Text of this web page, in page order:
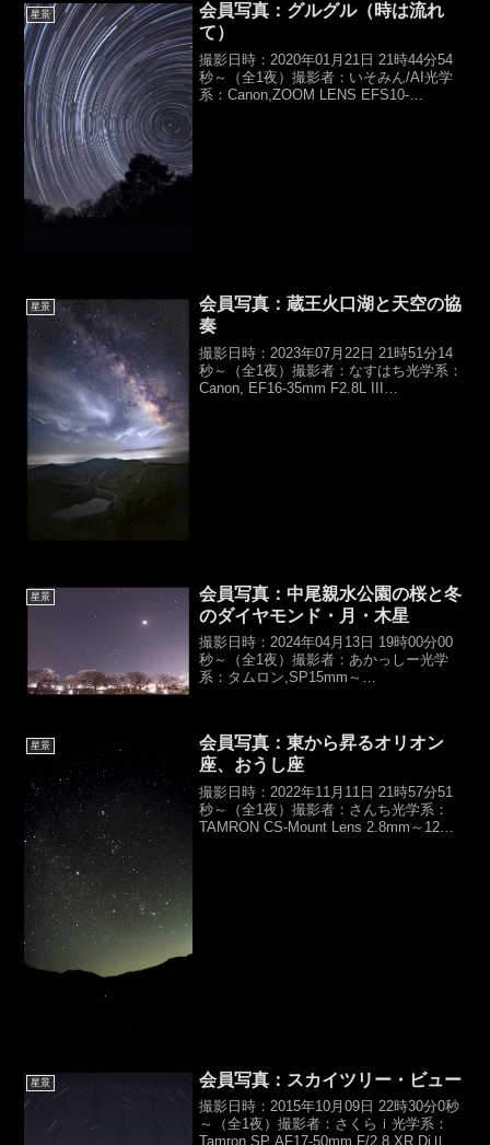
星景
会員写真：グルグル（時は流れ
て）
撮影日時：2020年01月21日 21時44分54
秒～（全1夜）撮影者：いそみん/AI光学
系：Canon,ZOOM LENS EFS10-
星景
会員写真：蔵王火口湖と天空の協
奏
撮影日時：2023年07月22日 21時51分14
秒～（全1夜）撮影者：なすはち光学系：
Canon, EF16-35mm F2.8L III
星景
会員写真：中尾親水公園の桜と冬
のダイヤモンド・月・木星
撮影日時：2024年04月13日 19時00分00
秒～（全1夜）撮影者：あかっしー光学
系：タムロン,SP15mm～
3sec×17,ISO800【総露光時間：51ｓ】架
台：カメ...
星景
会員写真：東から昇るオリオン
座、おうし座
撮影日時：2022年11月11日 21時57分51
秒～（全1夜）撮影者：さんち光学系：
TAMRON CS-Mount Lens 2.8mm～12mm
星景 会員写真：スカイツリー・ビュー
撮影日時：2015年10月09日 22時30分0秒
～（全1夜）撮影者：さくらｉ光学系：
Tamron,SP AF17-50mm F/2.8 XR DiⅡ